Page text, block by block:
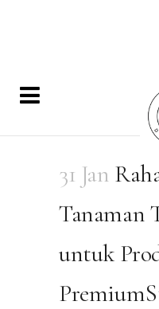
31 Jan
Tanaman
untuk